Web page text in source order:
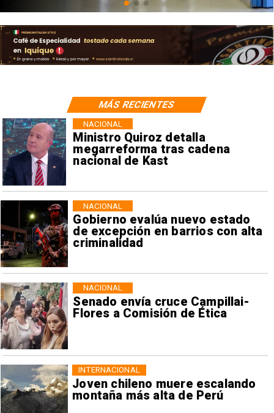
Ministro Quiroz detalla
megarreforma tras cadena
nacional de Kast
NACIONAL
Gobierno evalúa nuevo estado
de excepción en barrios con alta
criminalidad
NACIONAL
Senado envía cruce Campillai-
Flores a Comisión de Ética
NACIONAL
Joven chileno muere escalando
montaña más alta de Perú
INTERNACIONAL
MÁS RECIENTES